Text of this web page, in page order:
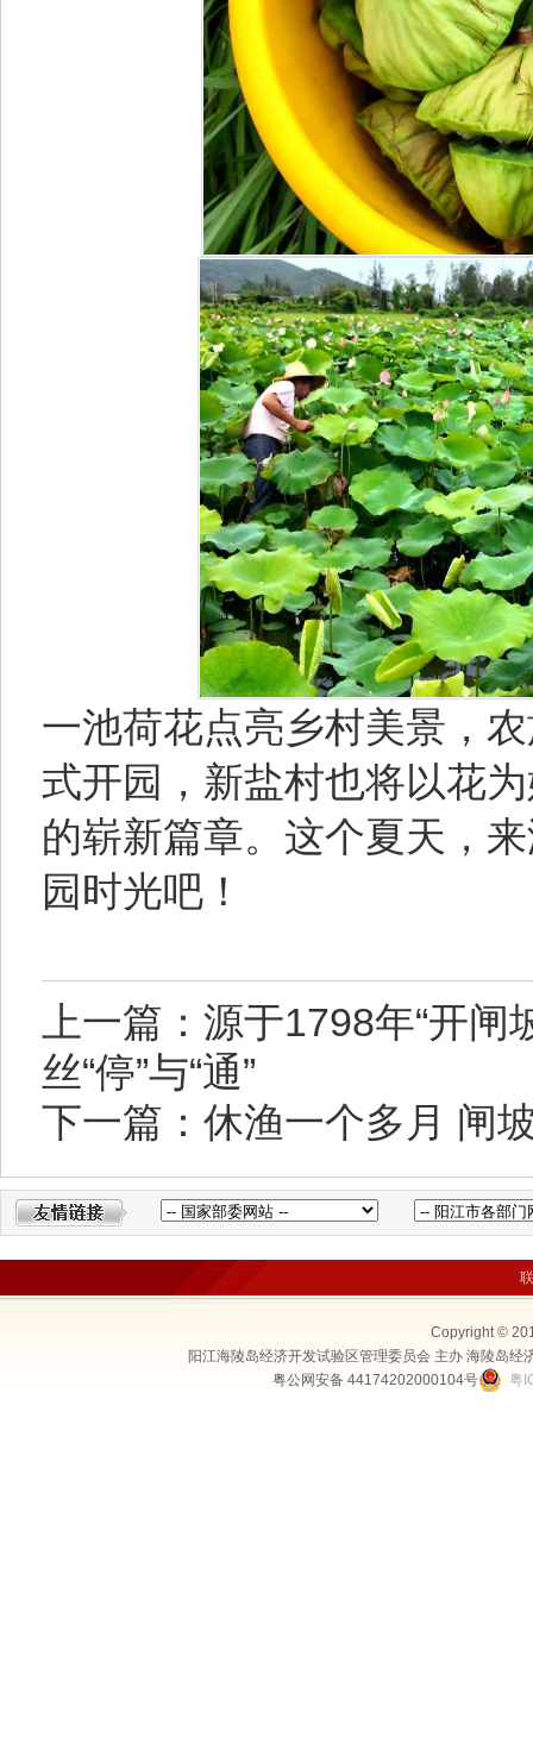
一池荷花点亮乡村美景，
式开园，新盐村也将以花
的崭新篇章。这个夏天，
园时光吧！
上一篇：源于1798年“开
丝“停”与“通”
下一篇：休渔一个多月 闸
Copyright ©
阳江海陵岛经济开发试验区管理委员会 主办 海陵岛
粤公网安备 44174202000104号
粤